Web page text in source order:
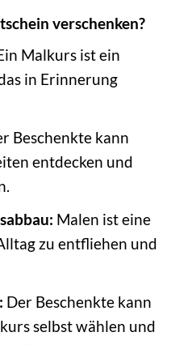
verschenken?
Malkurs ist ein
in Erinnerung
Beschenkte kann
entdecken und
Malen ist eine
zu entfliehen und
Der Beschenkte kann
selbst wählen und